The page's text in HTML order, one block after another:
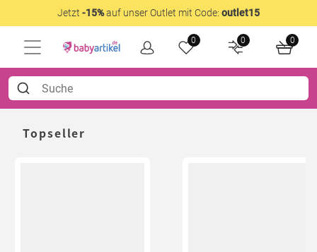
Jetzt -15%auf unser Outlet mit Code: outlet15
0 0 0
Topseller